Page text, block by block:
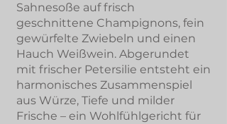
Sahnesoße auf frisch
geschnittene Champignons, fein
gewürfelte Zwiebeln und einen
Hauch Weißwein. Abgerundet
mit frischer Petersilie entsteht ein
harmonisches Zusammenspiel
aus Würze, Tiefe und milder
Frische – ein Wohlfühlgericht für